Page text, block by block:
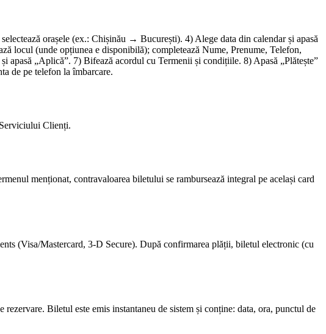
orașele (ex.: Chișinău → București). 4) Alege data din calendar și apasă
locul (unde opțiunea e disponibilă); completează Nume, Prenume, Telefon,
apasă „Aplică”. 7) Bifează acordul cu Termenii și condițiile. 8) Apasă „Plătește”
de pe telefon la îmbarcare.
Clienți.
menționat, contravaloarea biletului se rambursează integral pe același card
(Visa/Mastercard, 3-D Secure). După confirmarea plății, biletul electronic (cu
Biletul este emis instantaneu de sistem și conține: data, ora, punctul de